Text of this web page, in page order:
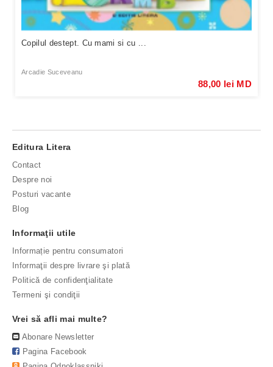
Copilul destept. Cu mami si cu ...
Arcadie Suceveanu
88,00 lei MD
Editura Litera
Contact
Despre noi
Posturi vacante
Blog
Informaţii utile
Informație pentru consumatori
Informaţii despre livrare şi plată
Politică de confidenţialitate
Termeni şi condiţii
Vrei să afli mai multe?
Abonare Newsletter
Pagina Facebook